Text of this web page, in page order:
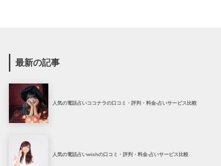
最新の記事
人気の電話占いココナラの口コミ・評判・料金-占いサービス比較
人気の電話占いwishの口コミ・評判・料金-占いサービス比較